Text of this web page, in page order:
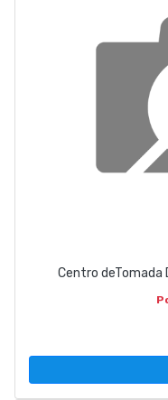
Centro deTomada